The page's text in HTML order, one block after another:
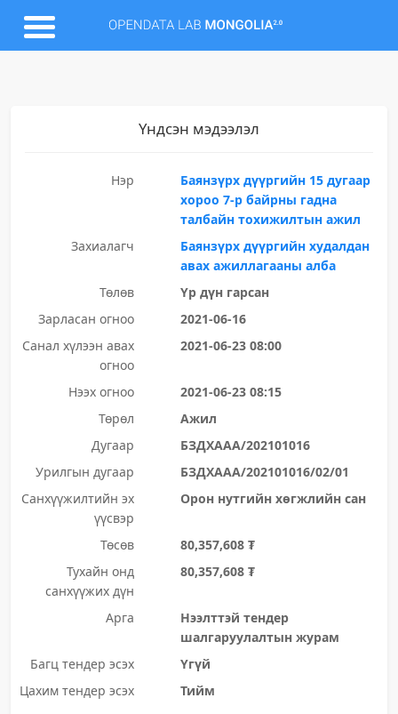
Үндсэн мэдээлэл
Нэр
Баянзүрх дүүргийн 15 дугаар
хороо 7-р байрны гадна
талбайн тохижилтын ажил
Захиалагч
Баянзүрх дүүргийн худалдан
авах ажиллагааны алба
Төлөв
Үр дүн гарсан
Зарласан огноо
2021-06-16
Санал хүлээн авах
огноо
2021-06-23 08:00
Нээх огноо
2021-06-23 08:15
Төрөл
Ажил
Дугаар
БЗДХААА/202101016
Урилгын дугаар
БЗДХААА/202101016/02/01
Санхүүжилтийн эх
үүсвэр
Орон нутгийн хөгжлийн сан
Төсөв
80,357,608 ₮
Тухайн онд
санхүүжих дүн
80,357,608 ₮
Арга
Нээлттэй тендер
шалгаруулалтын журам
Багц тендер эсэх
Үгүй
Цахим тендер эсэх
Тийм